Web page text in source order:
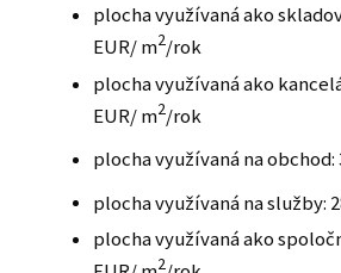
plocha využívaná ako
EUR/ m2/rok
plocha využívaná ako
EUR/ m2/rok
plocha využívaná na obchod:
plocha využívaná na služby:
plocha využívaná ako
2